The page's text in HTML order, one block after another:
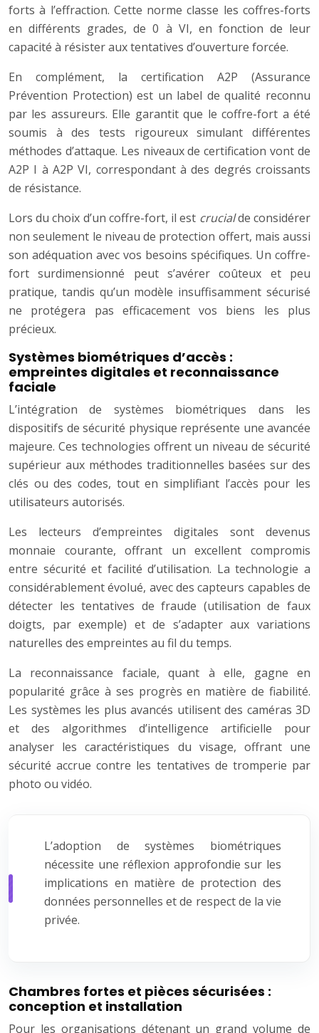
forts à l’effraction. Cette norme classe les coffres-forts
en différents grades, de 0 à VI, en fonction de leur
capacité à résister aux tentatives d’ouverture forcée.
En complément, la certification A2P (Assurance
Prévention Protection) est un label de qualité reconnu
par les assureurs. Elle garantit que le coffre-fort a été
soumis à des tests rigoureux simulant différentes
méthodes d’attaque. Les niveaux de certification vont de
A2P I à A2P VI, correspondant à des degrés croissants
de résistance.
Lors du choix d’un coffre-fort, il est crucialde considérer
non seulement le niveau de protection offert, mais aussi
son adéquation avec vos besoins spécifiques. Un coffre-
fort surdimensionné peut s’avérer coûteux et peu
pratique, tandis qu’un modèle insuffisamment sécurisé
ne protégera pas efficacement vos biens les plus
précieux.
Systèmes biométriques d’accès :
empreintes digitales et reconnaissance
faciale
L’intégration de systèmes biométriques dans les
dispositifs de sécurité physique représente une avancée
majeure. Ces technologies offrent un niveau de sécurité
supérieur aux méthodes traditionnelles basées sur des
clés ou des codes, tout en simplifiant l’accès pour les
utilisateurs autorisés.
Les lecteurs d’empreintes digitales sont devenus
monnaie courante, offrant un excellent compromis
entre sécurité et facilité d’utilisation. La technologie a
considérablement évolué, avec des capteurs capables de
détecter les tentatives de fraude (utilisation de faux
doigts, par exemple) et de s’adapter aux variations
naturelles des empreintes au fil du temps.
La reconnaissance faciale, quant à elle, gagne en
popularité grâce à ses progrès en matière de fiabilité.
Les systèmes les plus avancés utilisent des caméras 3D
et des algorithmes d’intelligence artificielle pour
analyser les caractéristiques du visage, offrant une
sécurité accrue contre les tentatives de tromperie par
photo ou vidéo.
L’adoption de systèmes biométriques
nécessite une réflexion approfondie sur les
implications en matière de protection des
données personnelles et de respect de la vie
privée.
Chambres fortes et pièces sécurisées :
conception et installation
Pour les organisations détenant un grand volume de